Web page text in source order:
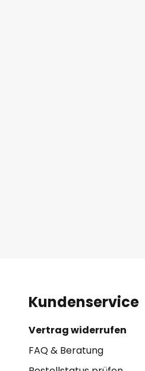
Kundenservice
Vertrag widerrufen
FAQ & Beratung